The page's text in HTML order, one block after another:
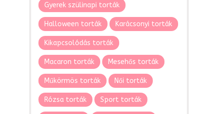
Gyerek szülinapi torták
Halloween torták Karácsonyi torták
Kikapcsolódás torták
Macaron torták Mesehős torták
Műkörmös torták Női torták
Rózsa torták Sport torták